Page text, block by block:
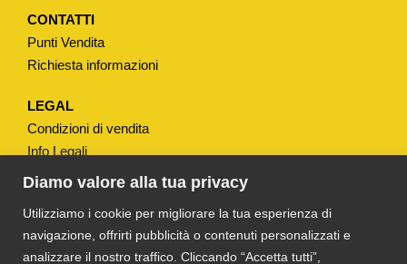
Diamo valore alla tua privacy
Utilizziamo i cookie per migliorare la tua esperienza di
navigazione, offrirti pubblicità o contenuti personalizzati e
analizzare il nostro traffico. Cliccando “Accetta tutti”,
1
F
X
M
q
u
CONTATTI
Punti Vendita
Richiesta informazioni
LEGAL
Condizioni di vendita
Info Legali
Note Legali